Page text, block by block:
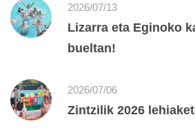
2026/07/13
Lizarra eta Eginoko
bueltan!
2026/07/06
Zintzilik 2026